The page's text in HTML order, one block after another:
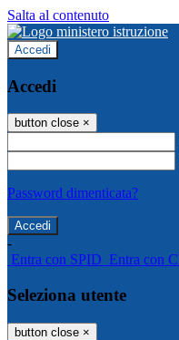
Salta al contenuto
Accedi
Accedi
button close ×
Password dimenticata?
-
Entra con SPID Entra con
Seleziona utente
button close ×